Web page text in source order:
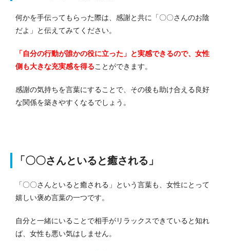
何かを手伝ってもらった際は、感謝と共に「〇〇さんのお陰
だよ」と伝えてみてください。
「自分の行動が誰かの役に立った」と実感できるので、女性
側も大きな充実感を得ることができます。
感謝の気持ちを言葉にすることで、その後も助け合える良好
な関係を築きやすくなるでしょう。
「〇〇さんといると癒される」
「〇〇さんといると癒される」という言葉も、女性にとって
嬉しい褒め言葉の一つです。
自分と一緒にいることで相手がリラックスできていると知れ
ば、女性も悪い気はしません。